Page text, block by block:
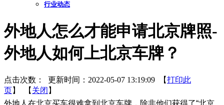
行业动态
外地人怎么才能申请北京牌照-
外地人如何上北京车牌？
点击次数： 更新时间：2022-05-07 13:19:09 【打印此
页】 【 关闭 】
外地人在北京买车很难拿到北京车牌，除非他们获得了“北京